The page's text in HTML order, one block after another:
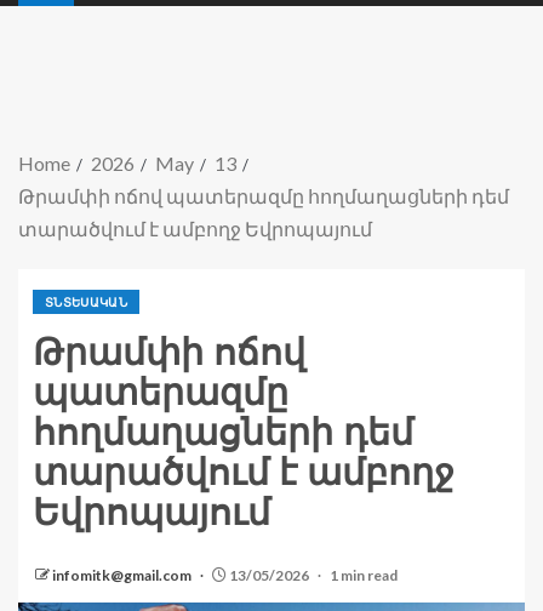
Home 2026 May
13
Թրամփի ոճով պատերազմը հողմաղացների դեմ
տարածվում է ամբողջ Եվրոպայում
ՏՆՏԵՍԱԿԱՆ
Թրամփի ոճով
պատերազմը
հողմաղացների դեմ
տարածվում է ամբողջ
Եվրոպայում
infomitk@gmail.com 13/05/2026 1 min read